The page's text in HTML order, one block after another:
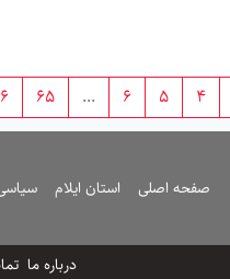
4
5
6
...
65
صفحه اصلی استان ایلام
درباره ما